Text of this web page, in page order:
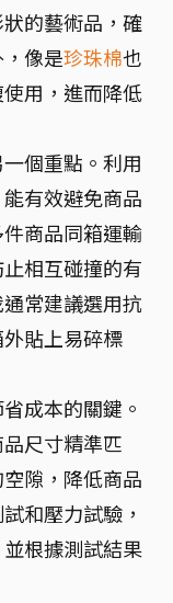
的藝術品，確
像是珍珠棉也
用，進而降低
個重點。利用
有效避免商品
商品同箱運輸
相互碰撞的有
常建議選用抗
貼上易碎標
成本的關鍵。
尺寸精準匹
隙，降低商品
和壓力試驗，
根據測試結果